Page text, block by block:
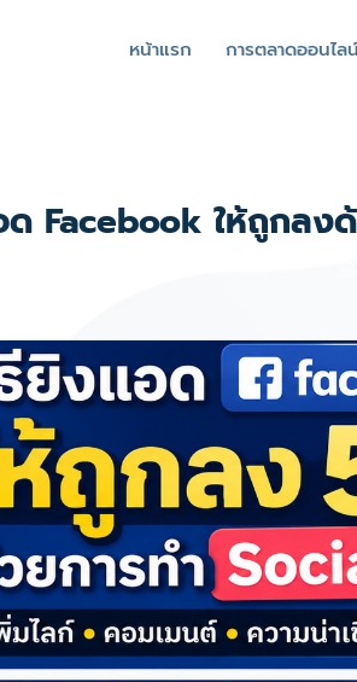
หน้าแรก การตลาดออนไล
Facebook ให้ถูกลง